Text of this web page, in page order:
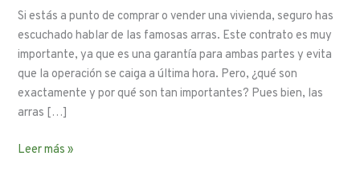
Si estás a punto de comprar o vender una vivienda, seguro has
escuchado hablar de las famosas arras. Este contrato es muy
importante, ya que es una garantía para ambas partes y evita
que la operación se caiga a última hora. Pero, ¿qué son
exactamente y por qué son tan importantes? Pues bien, las
arras […]
Leer más »